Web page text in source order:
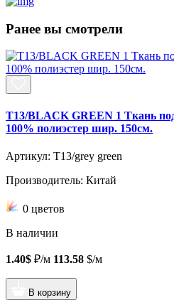
Ранее вы смотрели
T13/BLACK GREEN 1 Ткань
100% полиэстер шир. 150см.
Артикул: T13/grey green
Производитель: Китай
0 цветов
В наличии
1.40$ ₽/м 113.58 $/м
В корзину